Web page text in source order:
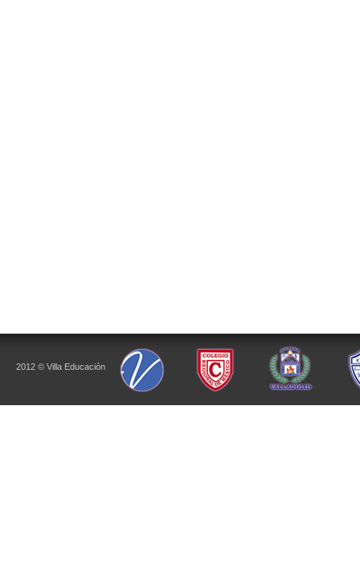
2012 © Villa Educación